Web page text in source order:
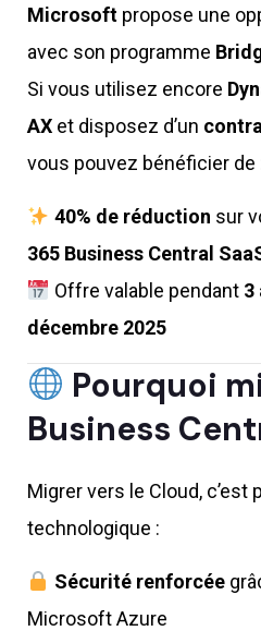
Microsoft propose une
avec son programme
Si vous utilisez encore
AX et disposez d’un
vous pouvez bénéficier de
40% de réduction sur
365 Business Central
Offre valable pendant 3
décembre 2025
Pourquoi
Business
Migrer vers le Cloud, c’est
technologique :
Sécurité renforcée
Microsoft Azure